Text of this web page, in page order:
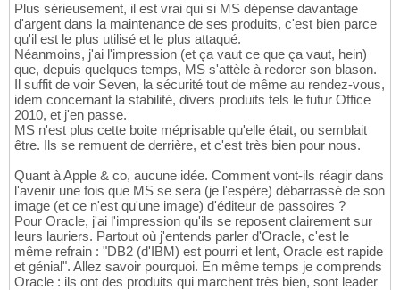
Plus sérieusement, il est vrai qui si MS dépense davantage
d'argent dans la maintenance de ses produits, c'est bien parce
qu'il est le plus utilisé et le plus attaqué.
Néanmoins, j'ai l'impression (et ça vaut ce que ça vaut, hein)
que, depuis quelques temps, MS s'attèle à redorer son blason.
Il suffit de voir Seven, la sécurité tout de même au rendez-vous,
idem concernant la stabilité, divers produits tels le futur Office
2010, et j'en passe.
MS n'est plus cette boite méprisable qu'elle était, ou semblait
être. Ils se remuent de derrière, et c'est très bien pour nous.
Quant à Apple & co, aucune idée. Comment vont-ils réagir dans
l'avenir une fois que MS se sera (je l'espère) débarrassé de son
image (et ce n'est qu'une image) d'éditeur de passoires ?
Pour Oracle, j'ai l'impression qu'ils se reposent clairement sur
leurs lauriers. Partout où j'entends parler d'Oracle, c'est le
même refrain : "DB2 (d'IBM) est pourri et lent, Oracle est rapide
et génial". Allez savoir pourquoi. En même temps je comprends
Oracle : ils ont des produits qui marchent très bien, sont leader